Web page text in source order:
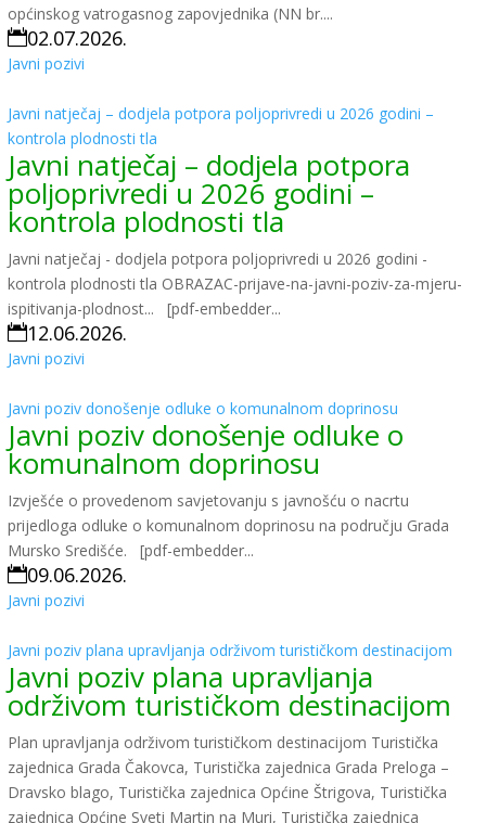
općinskog vatrogasnog zapovjednika (NN br....
02.07.2026.
Javni pozivi
Javni natječaj – dodjela potpora poljoprivredi u 2026 godini –
kontrola plodnosti tla
Javni natječaj – dodjela potpora
poljoprivredi u 2026 godini –
kontrola plodnosti tla
Javni natječaj - dodjela potpora poljoprivredi u 2026 godini -
kontrola plodnosti tla OBRAZAC-prijave-na-javni-poziv-za-mjeru-
ispitivanja-plodnost... [pdf-embedder...
12.06.2026.
Javni pozivi
Javni poziv donošenje odluke o komunalnom doprinosu
Javni poziv donošenje odluke o
komunalnom doprinosu
Izvješće o provedenom savjetovanju s javnošću o nacrtu
prijedloga odluke o komunalnom doprinosu na području Grada
Mursko Središće. [pdf-embedder...
09.06.2026.
Javni pozivi
Javni poziv plana upravljanja održivom turističkom destinacijom
Javni poziv plana upravljanja
održivom turističkom destinacijom
Plan upravljanja održivom turističkom destinacijom Turistička
zajednica Grada Čakovca, Turistička zajednica Grada Preloga –
Dravsko blago, Turistička zajednica Općine Štrigova, Turistička
zajednica Općine Sveti Martin na Muri, Turistička zajednica